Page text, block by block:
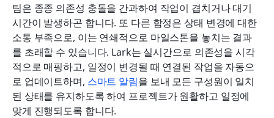
팀은 종종 의존성 충돌을 간과하여 작업이 겹치거나 대기
시간이 발생하곤 합니다. 또 다른 함정은 상태 변경에 대한
소통 부족으로, 이는 연쇄적으로 마일스톤을 놓치는 결과
를 초래할 수 있습니다. Lark는 실시간으로 의존성을 시각
적으로 매핑하고, 일정이 변경될 때 연결된 작업을 자동으
로 업데이트하며, 스마트 알림을 보내 모든 구성원이 일치
된 상태를 유지하도록 하여 프로젝트가 원활하고 일정에
맞게 진행되도록 합니다.